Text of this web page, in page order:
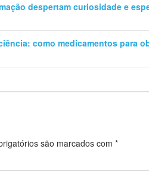
despertam curiosidade e
como medicamentos para
são marcados com *